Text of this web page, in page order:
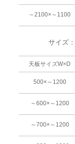
～2100×～1100
サイズ：
天板サイズW×D
500×～1200
～600×～1200
～700×～1200